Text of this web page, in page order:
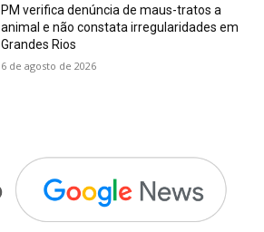
PM verifica denúncia de maus-tratos a
animal e não constata irregularidades em
Grandes Rios
6 de agosto de 2026